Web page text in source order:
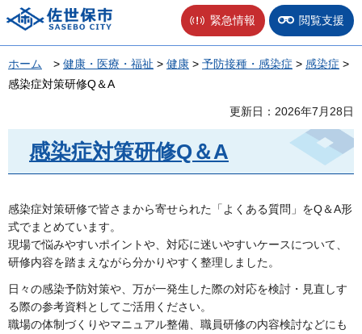
佐世保市 緊急情報 閲覧支援
ホーム > 健康・医療・福祉 > 健康 > 予防接種・感染症 > 感染症 >
感染症対策研修Q＆A
更新日：2026年7月28日
感染症対策研修Q＆A
感染症対策研修で皆さまから寄せられた「よくある質問」をQ＆A形
式でまとめています。
現場で悩みやすいポイントや、対応に迷いやすいケースについて、
研修内容を踏まえながら分かりやすく整理しました。
日々の感染予防対策や、万が一発生した際の対応を検討・見直しす
る際の参考資料としてご活用ください。
職場の体制づくりやマニュアル整備、職員研修の内容検討などにも